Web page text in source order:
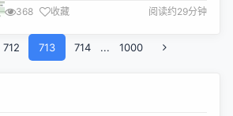
Apache Doris 作为日志库新方案，替换了
ClickHouse。解决了 ClickHouse 运维复杂、不支
持倒排索引的问题。目前已经稳定运行 3 个季度，规
模达到 50 台服务器， 倒排索引将全文检索性能提升
7倍，2PB 数据，每天新增日志量超过万亿条，峰...
368 收藏 阅读约29分钟
712 713 714 ... 1000